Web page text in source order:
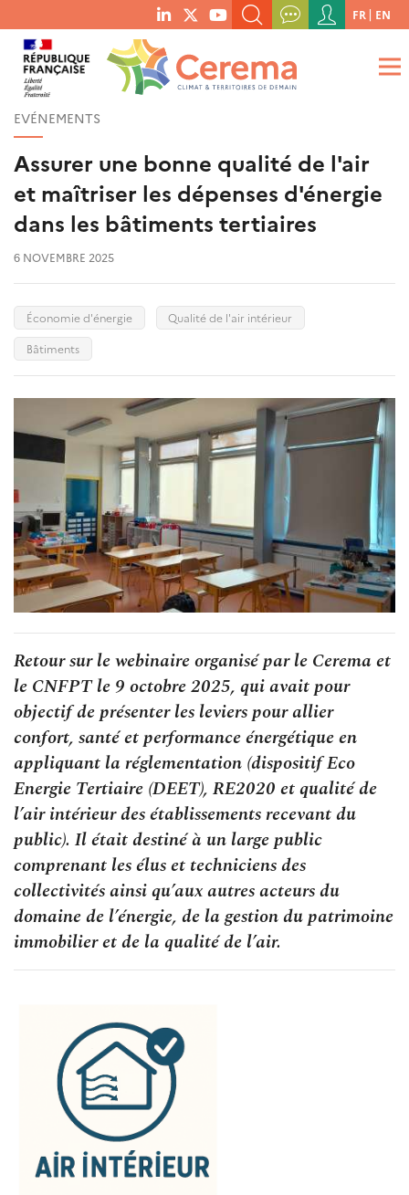
menu
social
links
RECHERCHER UN MOT-CLÉ, UNE PUBLICATION, ETC.
QUE RECHERCHEZ-VOUS ?
Menu
du
compte
de
FR EN
EVÉNEMENTS
Assurer une bonne qualité de l'air
et maîtriser les dépenses d'énergie
dans les bâtiments tertiaires
6 NOVEMBRE 2025
Économie d'énergie
Qualité de l'air intérieur
Bâtiments
Retour sur le webinaire organisé par le Cerema et
le CNFPT le 9 octobre 2025, qui avait pour
objectif de présenter les leviers pour allier
confort, santé et performance énergétique en
appliquant la réglementation (dispositif Eco
Energie Tertiaire (DEET), RE2020 et qualité de
l’air intérieur des établissements recevant du
public). Il était destiné à un large public
comprenant les élus et techniciens des
collectivités ainsi qu’aux autres acteurs du
domaine de l’énergie, de la gestion du patrimoine
immobilier et de la qualité de l’air.